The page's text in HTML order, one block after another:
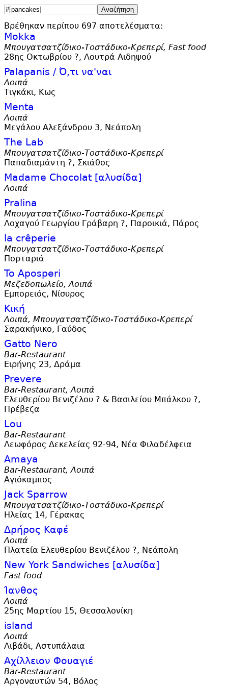
Βρέθηκαν περίπου 697 αποτελέσματα:
Mokka
Μπουγατσατζίδικο-Τοστάδικο-Κρεπερί, Fast food
28ης Οκτωβρίου ?, Λουτρά Αιδηψού
Palapanis / Ό,τι να'ναι
Λοιπά
Τιγκάκι, Κως
Menta
Λοιπά
Μεγάλου Αλεξάνδρου 3, Νεάπολη
The Lab
Μπουγατσατζίδικο-Τοστάδικο-Κρεπερί
Παπαδιαμάντη ?, Σκιάθος
Madame Chocolat [αλυσίδα]
Λοιπά
Pralina
Μπουγατσατζίδικο-Τοστάδικο-Κρεπερί
Λοχαγού Γεωργίου Γράβαρη ?, Παροικιά, Πάρος
la crêperie
Μπουγατσατζίδικο-Τοστάδικο-Κρεπερί
Πορταριά
To Aposperi
Μεζεδοπωλείο, Λοιπά
Εμπορειός, Νίσυρος
Κική
Λοιπά, Μπουγατσατζίδικο-Τοστάδικο-Κρεπερί
Σαρακήνικο, Γαύδος
Gatto Nero
Bar-Restaurant
Ειρήνης 23, Δράμα
Prevere
Bar-Restaurant, Λοιπά
Ελευθερίου Βενιζέλου ? & Βασιλείου Μπάλκου ?,
Πρέβεζα
Lou
Bar-Restaurant
Λεωφόρος Δεκελείας 92-94, Νέα Φιλαδέλφεια
Amaya
Bar-Restaurant, Λοιπά
Αγιόκαμπος
Jack Sparrow
Μπουγατσατζίδικο-Τοστάδικο-Κρεπερί
Ηλείας 14, Γέρακας
Δρήρος Καφέ
Λοιπά
Πλατεία Ελευθερίου Βενιζέλου ?, Νεάπολη
New York Sandwiches [αλυσίδα]
Fast food
Ίανθος
Λοιπά
25ης Μαρτίου 15, Θεσσαλονίκη
island
Λοιπά
Λιβάδι, Αστυπάλαια
Αχίλλειον Φουαγιέ
Bar-Restaurant
Αργοναυτών 54, Βόλος